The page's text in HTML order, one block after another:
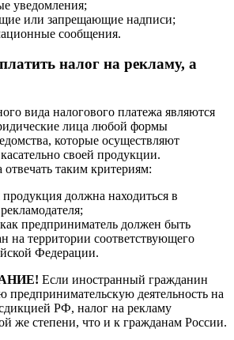
уведомления;
или запрещающие надписи;
сообщения.
налог на рекламу, а
вида налогового платежа являются
лица любой формы
которые осуществляют
своей продукции.
отвечать таким критериям:
должна находиться в
предприниматель должен быть
на территории соответствующего
Федерации.
Если иностранный гражданин
предпринимательскую деятельность на
РФ, налог на рекламу
же степени, что и к гражданам России.